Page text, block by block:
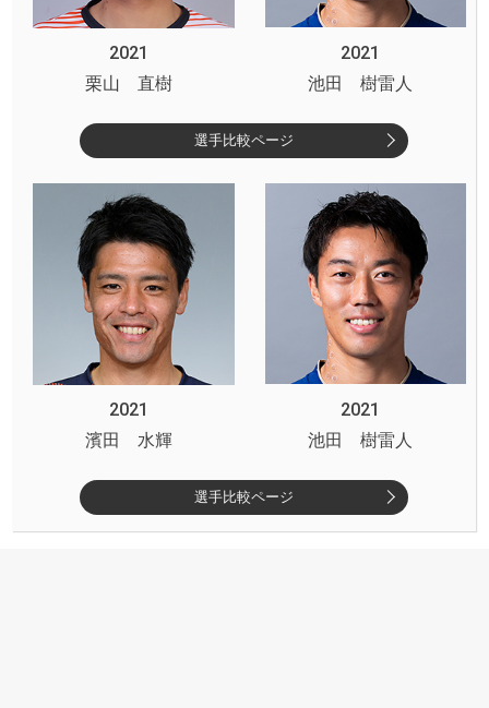
2021
2021
栗山 直樹
池田 樹雷人
選手比較ページ
2021
2021
濱田 水輝
池田 樹雷人
選手比較ページ